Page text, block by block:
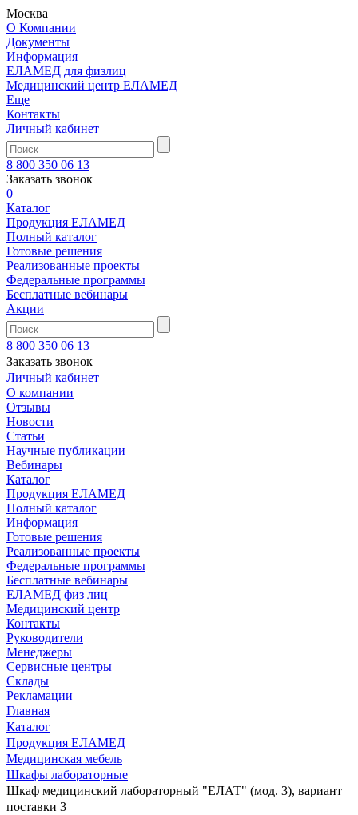
Москва
О Компании
Документы
Информация
ЕЛАМЕД для физлиц
Медицинский центр ЕЛАМЕД
Еще
Контакты
Личный кабинет
8 800 350 06 13
Заказать звонок
0
Каталог
Продукция ЕЛАМЕД
Полный каталог
Готовые решения
Реализованные проекты
Федеральные программы
Бесплатные вебинары
Акции
8 800 350 06 13
Заказать звонок
Личный кабинет
О компании
Отзывы
Новости
Статьи
Научные публикации
Вебинары
Каталог
Продукция ЕЛАМЕД
Полный каталог
Информация
Готовые решения
Реализованные проекты
Федеральные программы
Бесплатные вебинары
ЕЛАМЕД физ лиц
Медицинский центр
Контакты
Руководители
Менеджеры
Сервисные центры
Склады
Рекламации
Главная
Каталог
Продукция ЕЛАМЕД
Медицинская мебель
Шкафы лабораторные
Шкаф медицинский лабораторный "ЕЛАТ" (мод. 3), вариант
поставки 3